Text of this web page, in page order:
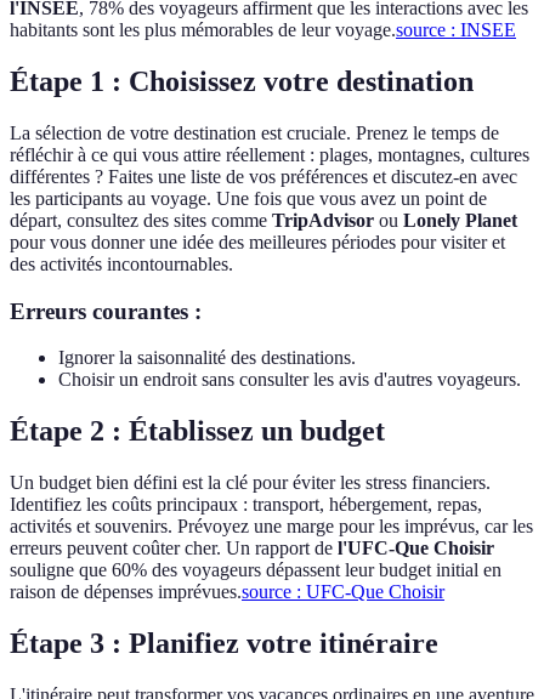
l'INSEE, 78% des voyageurs affirment que les interactions avec les
habitants sont les plus mémorables de leur voyage.source : INSEE
Étape 1 : Choisissez votre destination
La sélection de votre destination est cruciale. Prenez le temps de
réfléchir à ce qui vous attire réellement : plages, montagnes, cultures
différentes ? Faites une liste de vos préférences et discutez-en avec
les participants au voyage. Une fois que vous avez un point de
départ, consultez des sites comme TripAdvisor ou Lonely Planet
pour vous donner une idée des meilleures périodes pour visiter et
des activités incontournables.
Erreurs courantes :
Ignorer la saisonnalité des destinations.
Choisir un endroit sans consulter les avis d'autres voyageurs.
Étape 2 : Établissez un budget
Un budget bien défini est la clé pour éviter les stress financiers.
Identifiez les coûts principaux : transport, hébergement, repas,
activités et souvenirs. Prévoyez une marge pour les imprévus, car les
erreurs peuvent coûter cher. Un rapport de l'UFC-Que Choisir
souligne que 60% des voyageurs dépassent leur budget initial en
raison de dépenses imprévues.source : UFC-Que Choisir
Étape 3 : Planifiez votre itinéraire
L'itinéraire peut transformer vos vacances ordinaires en une aventure